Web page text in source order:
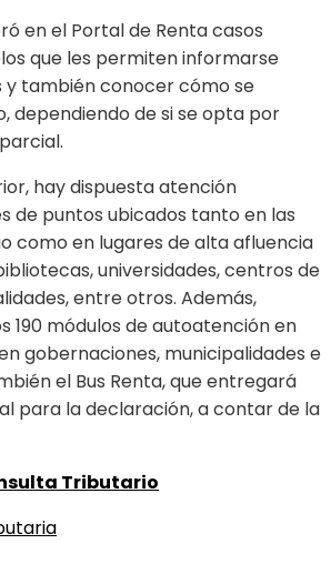
en el Portal de Renta casos
que les permiten informarse
y también conocer cómo se
dependiendo de si se opta por
hay dispuesta atención
de puntos ubicados tanto en las
como en lugares de alta afluencia
universidades, centros de
entre otros. Además,
190 módulos de autoatención en
gobernaciones, municipalidades e
el Bus Renta, que entregará
para la declaración, a contar de la
Tributario